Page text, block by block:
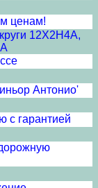
ценам!
12Х2Н4А,
Антонио'
с гарантией